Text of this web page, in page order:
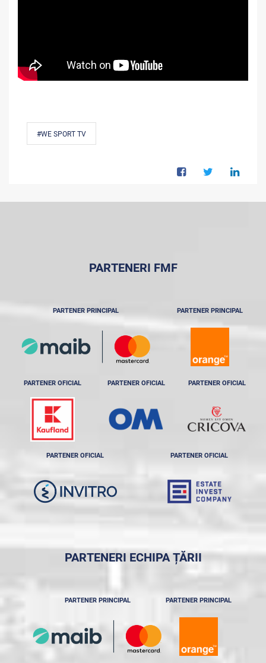
#WE SPORT TV
PARTENERI FMF
PARTENER PRINCIPAL PARTENER PRINCIPAL
PARTENER OFICIAL PARTENER OFICIAL PARTENER OFICIAL
PARTENER OFICIAL PARTENER OFICIAL
PARTENERI ECHIPA ȚĂRII
PARTENER PRINCIPAL PARTENER PRINCIPAL